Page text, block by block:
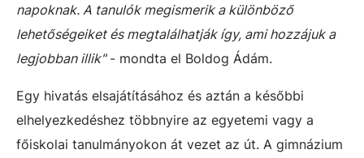
napoknak. A tanulók megismerik a különböző
lehetőségeiket és megtalálhatják így, ami hozzájuk a
legjobban illik"- mondta el Boldog Ádám.
Egy hivatás elsajátításához és aztán a későbbi
elhelyezkedéshez többnyire az egyetemi vagy a
főiskolai tanulmányokon át vezet az út. A gimnázium